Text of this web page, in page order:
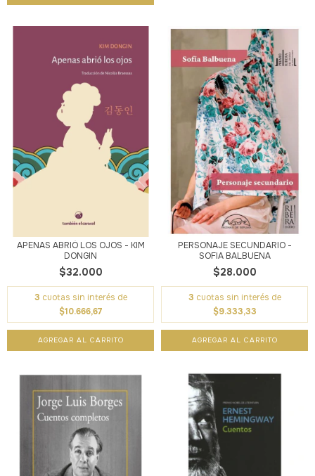
APENAS ABRIÓ LOS OJOS - KIM
DONGIN
$32.000
3 cuotas sin interés de
$10.666,67
PERSONAJE SECUNDARIO -
SOFIA BALBUENA
$28.000
3 cuotas sin interés de
$9.333,33